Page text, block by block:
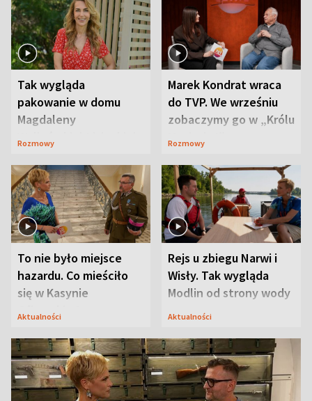
Tak wygląda
pakowanie w domu
Magdaleny
Waligórskiej-Lisieckiej.
Rozmowy
Marek Kondrat wraca
do TVP. We wrześniu
zobaczymy go w „Królu
Maciusiu I”
Rozmowy
To nie było miejsce
hazardu. Co mieściło
się w Kasynie
Oficerskim?
Aktualności
Rejs u zbiegu Narwi i
Wisły. Tak wygląda
Modlin od strony wody
Aktualności